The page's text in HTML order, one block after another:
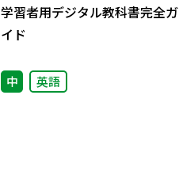
学習者用デジタル教科書完全ガ
イド
中 英語